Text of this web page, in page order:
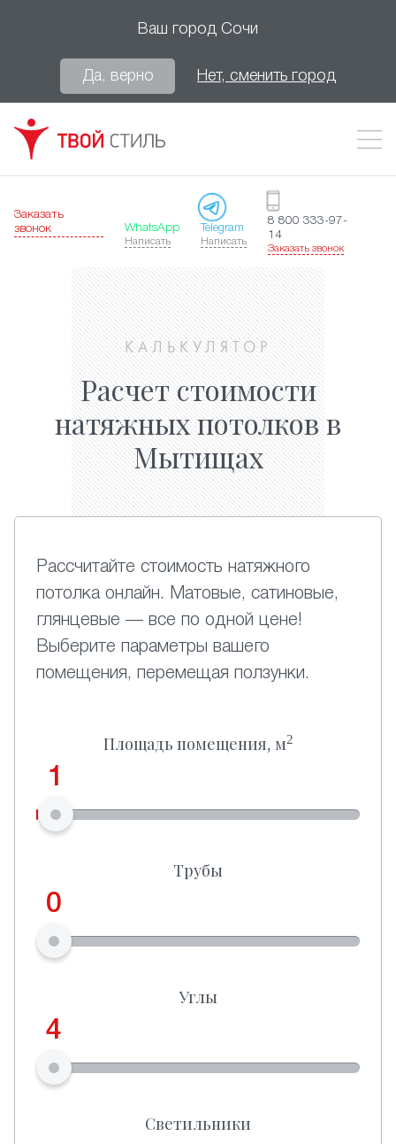
Ваш город Сочи
Да, верно Нет, сменить город
Заказать
звонок
WhatsApp
Написать
Telegram
Написать
8 800 333-97-
14
Заказать звонок
КАЛЬКУЛЯТОР
Расчет стоимости
натяжных потолков в
Мытищах
Рассчитайте стоимость натяжного
потолка онлайн. Матовые, сатиновые,
глянцевые — все по одной цене!
Выберите параметры вашего
помещения, перемещая ползунки.
Площадь помещения, м2
1
Трубы
0
Углы
4
Светильники